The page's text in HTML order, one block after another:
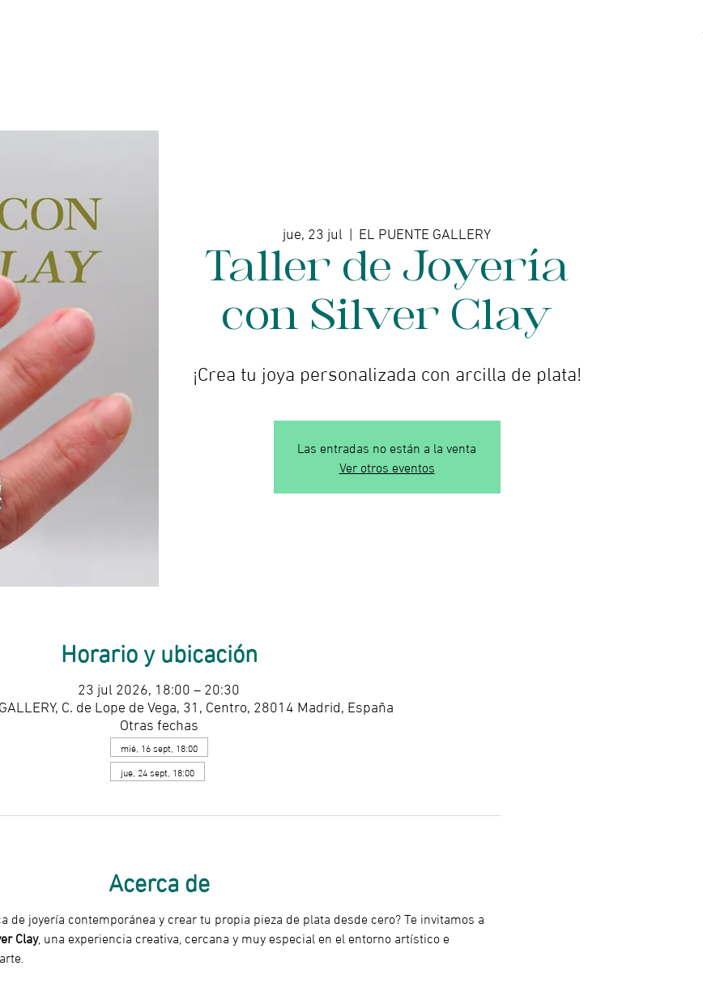
jue, 23 jul
  |
EL PUENTE GALLERY
Taller de Joyería
con Silver Clay
¡Crea tu joya personalizada con arcilla de plata!
Las entradas no están a la venta
Ver otros eventos
Horario y ubicación
23 jul 2026, 18:00 – 20:30
C. de Lope de Vega, 31, Centro, 28014 Madrid, España
Otras fechas
mié, 16 sept, 18:00
jue, 24 sept, 18:00
Acerca de
de joyería contemporánea y crear tu propia pieza de plata desde cero? Te invitamos a
Clay, una experiencia creativa, cercana y muy especial en el entorno artístico e